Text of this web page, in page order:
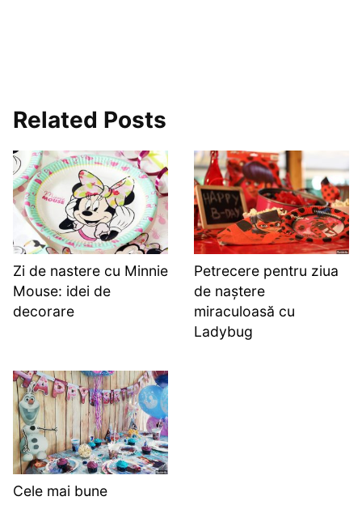
Related Posts
Zi de nastere cu Minnie
Mouse: idei de
decorare
Petrecere pentru ziua
de naștere
miraculoasă cu
Ladybug
Cele mai bune